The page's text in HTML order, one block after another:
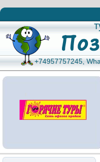
+74957757245,
+74957757245,